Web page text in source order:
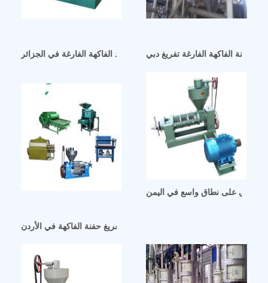
الفيزيائية لزيت الفول السوداني في عناقيد الفاكهة الفارغة في الجزائر
حفنة الفاكهة الفارغة تفريغ دبي
معدات زيت الفول السوداني تفريغ حفنة الفاكهة في الأردن
على نطاق واسع في اليمن